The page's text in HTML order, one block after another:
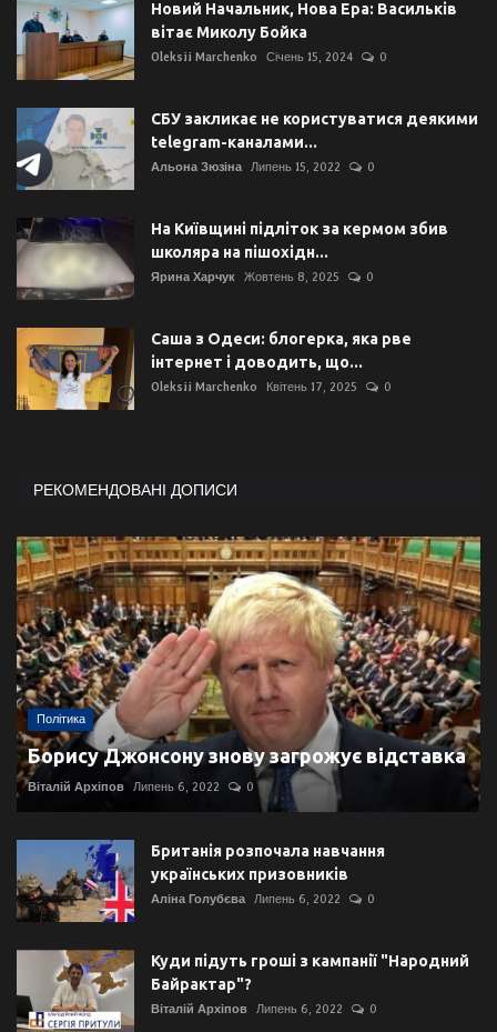
Новий Начальник, Нова Ера: Васильків
вітає Миколу Бойка
Oleksii Marchenko Січень 15, 2024 0
СБУ закликає не користуватися деякими
telegram-каналами...
Альона Зюзіна Липень 15, 2022 0
На Київщині підліток за кермом збив
школяра на пішохідн...
Ярина Харчук Жовтень 8, 2025 0
Саша з Одеси: блогерка, яка рве
інтернет і доводить, що...
Oleksii Marchenko Квітень 17, 2025 0
РЕКОМЕНДОВАНІ ДОПИСИ
Політика
Борису Джонсону знову загрожує відставка
Віталій Архіпов Липень 6, 2022 0
Британія розпочала навчання
українських призовників
Аліна Голубєва Липень 6, 2022 0
Куди підуть гроші з кампанії "Народний
Байрактар"?
Віталій Архіпов Липень 6, 2022 0